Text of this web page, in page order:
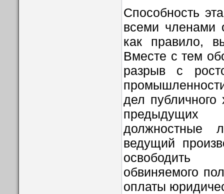
Способность
всеми членами
как правило,
Вместе с тем
разрыв с
дел публичного
должностные
ведущий
обвиняемого
оплаты